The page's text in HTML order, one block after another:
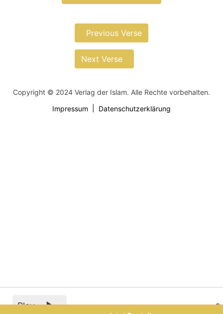
Previous Verse
Next Verse
Play
Copyright © 2024 Verlag der Islam. Alle Rechte vorbehalten.
Impressum
Datenschutzerklärung